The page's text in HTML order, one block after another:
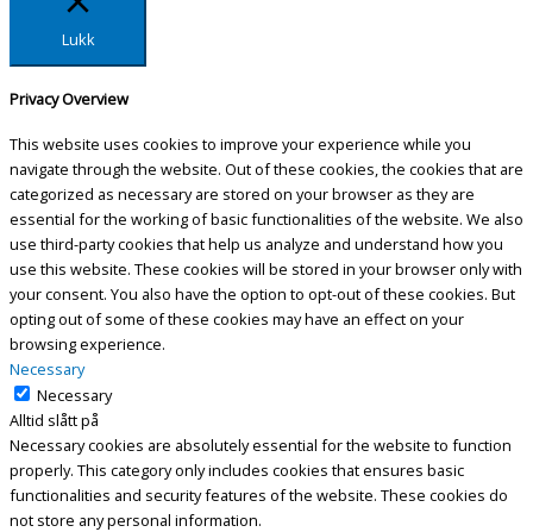
Lukk
Privacy Overview
This website uses cookies to improve your experience while you
navigate through the website. Out of these cookies, the cookies that are
categorized as necessary are stored on your browser as they are
essential for the working of basic functionalities of the website. We also
use third-party cookies that help us analyze and understand how you
use this website. These cookies will be stored in your browser only with
your consent. You also have the option to opt-out of these cookies. But
opting out of some of these cookies may have an effect on your
browsing experience.
Necessary
Necessary
Alltid slått på
Necessary cookies are absolutely essential for the website to function
properly. This category only includes cookies that ensures basic
functionalities and security features of the website. These cookies do
not store any personal information.